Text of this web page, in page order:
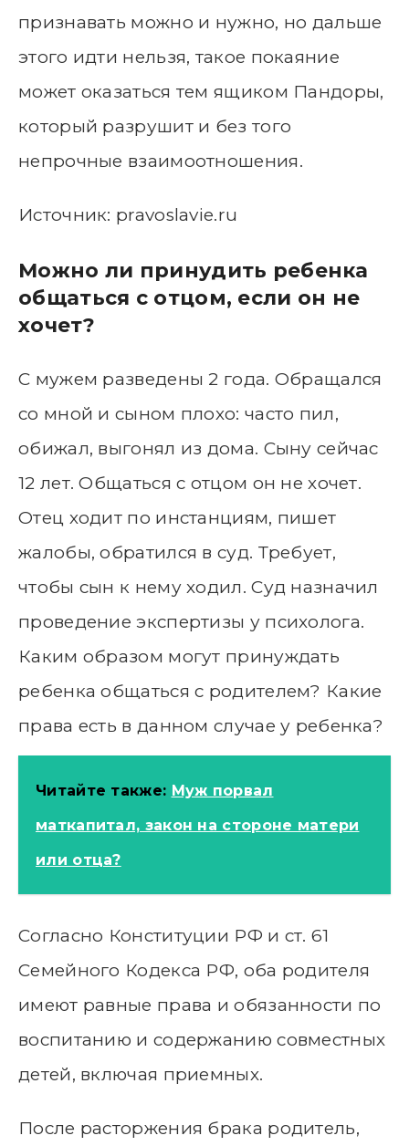
признавать можно и нужно, но дальше
этого идти нельзя, такое покаяние
может оказаться тем ящиком Пандоры,
который разрушит и без того
непрочные взаимоотношения.
Источник: pravoslavie.ru
Можно ли принудить ребенка
общаться с отцом, если он не
хочет?
С мужем разведены 2 года. Обращался
со мной и сыном плохо: часто пил,
обижал, выгонял из дома. Сыну сейчас
12 лет. Общаться с отцом он не хочет.
Отец ходит по инстанциям, пишет
жалобы, обратился в суд. Требует,
чтобы сын к нему ходил. Суд назначил
проведение экспертизы у психолога.
Каким образом могут принуждать
ребенка общаться с родителем? Какие
права есть в данном случае у ребенка?
Читайте также: Муж порвал
маткапитал, закон на стороне матери
или отца?
Согласно Конституции РФ и ст. 61
Семейного Кодекса РФ, оба родителя
имеют равные права и обязанности по
воспитанию и содержанию совместных
детей, включая приемных.
После расторжения брака родитель,